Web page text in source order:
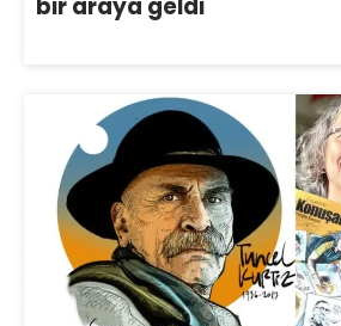
bir araya geldi